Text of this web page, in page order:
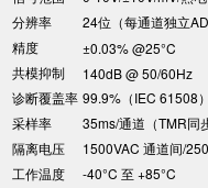
分辨率
24位（每通道独立
精度
±0.03% @25°C
共模抑制
140dB @ 50/60Hz
诊断覆盖率 99.9%（IEC 61508）
采样率
35ms/通道（TMR同
隔离电压
1500VAC 通道间/
工作温度
-40°C 至 +85°C